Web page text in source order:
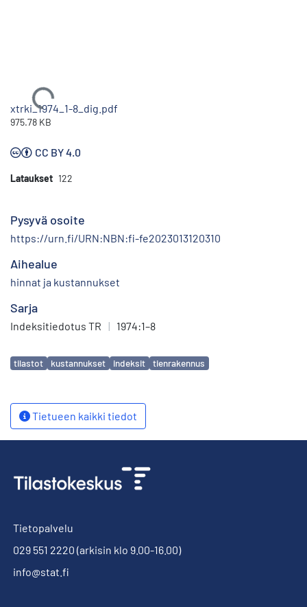
Ladataan...
xtrki_1974_1-8_dig.pdf
975.78 KB
CC BY 4.0
Lataukset 122
Pysyvä osoite
https://urn.fi/URN:NBN:fi-fe2023013120310
Aihealue
hinnat ja kustannukset
Sarja
Indeksitiedotus TR | 1974:1–8
Avainsanat
tilastot kustannukset indeksit tienrakennus
Tietueen kaikki tiedot
Tietopalvelu
029 551 2220 (arkisin klo 9.00-16.00)
info@stat.fi